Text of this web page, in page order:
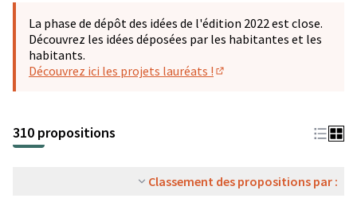
La phase de dépôt des idées de l'édition 2022 est close.
Découvrez les idées déposées par les habitantes et les
habitants.
Découvrez ici les projets lauréats !
310 propositions
Classement des propositions par :